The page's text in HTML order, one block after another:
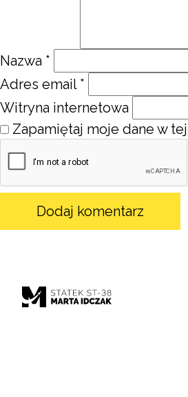
Nazwa *
Adres email *
Witryna internetowa
Zapamiętaj moje dane w